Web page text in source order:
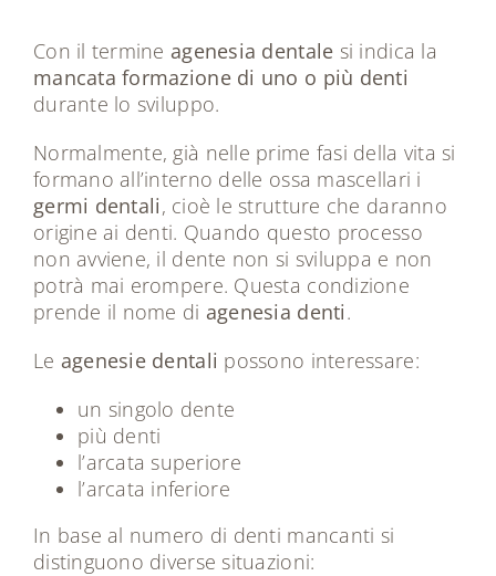
Con il termine agenesia dentale si indica la
mancata formazione di uno o più denti
durante lo sviluppo.
Normalmente, già nelle prime fasi della vita si
formano all’interno delle ossa mascellari i
germi dentali, cioè le strutture che daranno
origine ai denti. Quando questo processo
non avviene, il dente non si sviluppa e non
potrà mai erompere. Questa condizione
prende il nome di agenesia denti.
Le agenesie dentali possono interessare:
un singolo dente
più denti
l’arcata superiore
l’arcata inferiore
In base al numero di denti mancanti si
distinguono diverse situazioni: